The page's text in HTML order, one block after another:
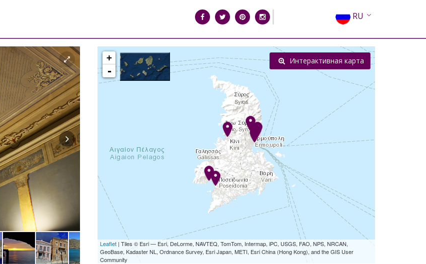
RU
EN
EL
ES
syros_vaporia_F268133321.jpg
+
-
Leaflet | Tiles © Esri — Esri, DeLorme, NAVTEQ, TomTom, Intermap, iPC, USGS, FAO, NPS, NRCAN,
GeoBase, Kadaster NL, Ordnance Survey, Esri Japan, METI, Esri China (Hong Kong), and the GIS User
Community
Интерактивная карта